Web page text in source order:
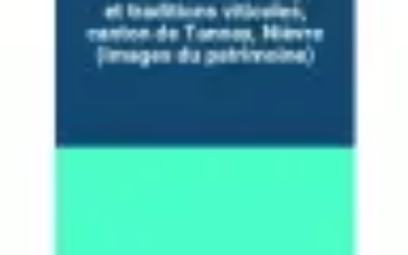
Idées et InspirationsDécorations de NoëlDécorations et
Traditions de NoëlTraditions